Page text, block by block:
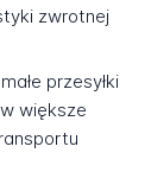
zwrotnej
przesyłki
większe